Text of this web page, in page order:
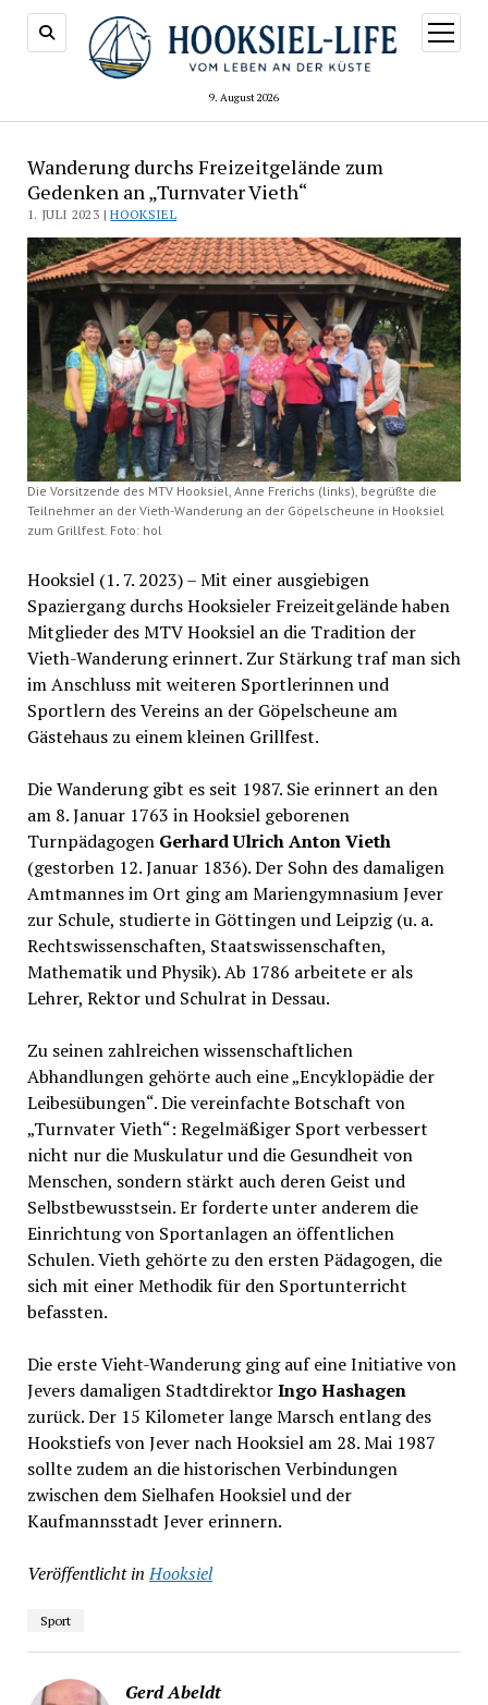
9. August 2026
Menü
öffnen
Wanderung durchs Freizeitgelände zum
Gedenken an „Turnvater Vieth“
1. JULI 2023 |HOOKSIEL
Die Vorsitzende des MTV Hooksiel, Anne Frerichs (links), begrüßte die
Teilnehmer an der Vieth-Wanderung an der Göpelscheune in Hooksiel
zum Grillfest. Foto: hol
Hooksiel (1. 7. 2023) – Mit einer ausgiebigen
Spaziergang durchs Hooksieler Freizeitgelände haben
Mitglieder des MTV Hooksiel an die Tradition der
Vieth-Wanderung erinnert. Zur Stärkung traf man sich
im Anschluss mit weiteren Sportlerinnen und
Sportlern des Vereins an der Göpelscheune am
Gästehaus zu einem kleinen Grillfest.
Die Wanderung gibt es seit 1987. Sie erinnert an den
am 8. Januar 1763 in Hooksiel geborenen
Turnpädagogen Gerhard Ulrich Anton Vieth
(gestorben 12. Januar 1836). Der Sohn des damaligen
Amtmannes im Ort ging am Mariengymnasium Jever
zur Schule, studierte in Göttingen und Leipzig (u. a.
Rechtswissenschaften, Staatswissenschaften,
Mathematik und Physik). Ab 1786 arbeitete er als
Lehrer, Rektor und Schulrat in Dessau.
Zu seinen zahlreichen wissenschaftlichen
Abhandlungen gehörte auch eine „Encyklopädie der
Leibesübungen“. Die vereinfachte Botschaft von
„Turnvater Vieth“: Regelmäßiger Sport verbessert
nicht nur die Muskulatur und die Gesundheit von
Menschen, sondern stärkt auch deren Geist und
Selbstbewusstsein. Er forderte unter anderem die
Einrichtung von Sportanlagen an öffentlichen
Schulen. Vieth gehörte zu den ersten Pädagogen, die
sich mit einer Methodik für den Sportunterricht
befassten.
Die erste Vieht-Wanderung ging auf eine Initiative von
Jevers damaligen StadtdirektorIngo Hashagen
zurück. Der 15 Kilometer lange Marsch entlang des
Hookstiefs von Jever nach Hooksiel am 28. Mai 1987
sollte zudem an die historischen Verbindungen
zwischen dem Sielhafen Hooksiel und der
Kaufmannsstadt Jever erinnern.
Veröffentlicht in Hooksiel
Sport
Gerd Abeldt